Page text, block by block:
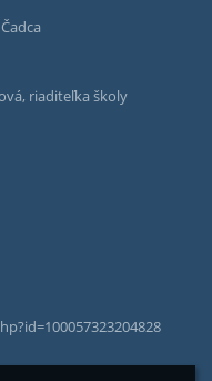
riaditeľka školy